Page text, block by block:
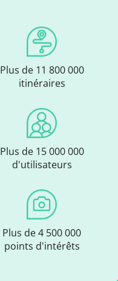
Plus de 11 800 000
itinéraires
Plus de 15 000 000
d'utilisateurs
Plus de 4 500 000
points d'intérêts